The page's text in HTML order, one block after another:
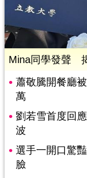
Mina同學發聲
蕭敬騰開餐廳
萬
劉若雪首度回
波
選手一開口驚
臉